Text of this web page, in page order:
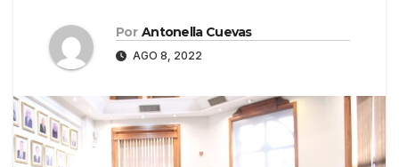
Por Antonella Cuevas
AGO 8, 2022